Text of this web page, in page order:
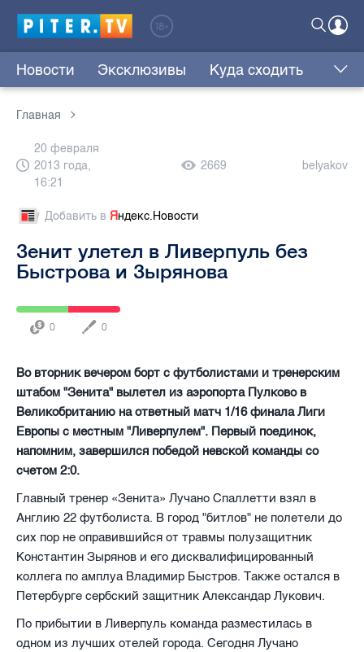
Новости Эксклюзивы Куда сходить
Главная
20 февраля
2013 года,
16:21
2669 belyakov
Добавить в Яндекс.Новости
Зенит улетел в Ливерпуль без
Быстрова и Зырянова
0 0
Во вторник вечером борт с футболистами и тренерским
штабом "Зенита" вылетел из аэропорта Пулково в
Великобританию на ответный матч 1/16 финала Лиги
Европы с местным "Ливерпулем". Первый поединок,
напомним, завершился победой невской команды со
счетом 2:0.
Главный тренер «Зенита» Лучано Спаллетти взял в
Англию 22 футболиста. В город "битлов" не полетели до
сих пор не оправившийся от травмы полузащитник
Константин Зырянов и его дисквалифицированный
коллега по амплуа Владимир Быстров. Также остался в
Петербурге сербский защитник Александар Лукович.
По прибытии в Ливерпуль команда разместилась в
одном из лучших отелей города. Сегодня Лучано